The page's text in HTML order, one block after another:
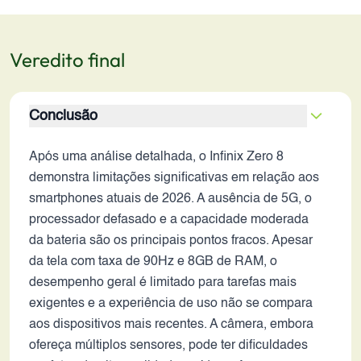
Veredito final
Conclusão
Após uma análise detalhada, o Infinix Zero 8
demonstra limitações significativas em relação aos
smartphones atuais de 2026. A ausência de 5G, o
processador defasado e a capacidade moderada
da bateria são os principais pontos fracos. Apesar
da tela com taxa de 90Hz e 8GB de RAM, o
desempenho geral é limitado para tarefas mais
exigentes e a experiência de uso não se compara
aos dispositivos mais recentes. A câmera, embora
ofereça múltiplos sensores, pode ter dificuldades